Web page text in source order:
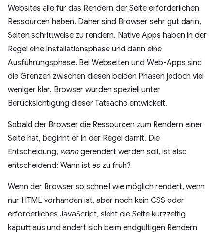
Websites alle für das Rendern der Seite erforderlichen
Ressourcen haben. Daher sind Browser sehr gut darin,
Seiten schrittweise zu rendern. Native Apps haben in der
Regel eine Installationsphase und dann eine
Ausführungsphase. Bei Webseiten und Web-Apps sind
die Grenzen zwischen diesen beiden Phasen jedoch viel
weniger klar. Browser wurden speziell unter
Berücksichtigung dieser Tatsache entwickelt.
Sobald der Browser die Ressourcen zum Rendern einer
Seite hat, beginnt er in der Regel damit. Die
Entscheidung, wanngerendert werden soll, ist also
entscheidend: Wann ist es zu früh?
Wenn der Browser so schnell wie möglich rendert, wenn
nur HTML vorhanden ist, aber noch kein CSS oder
erforderliches JavaScript, sieht die Seite kurzzeitig
kaputt aus und ändert sich beim endgültigen Rendern